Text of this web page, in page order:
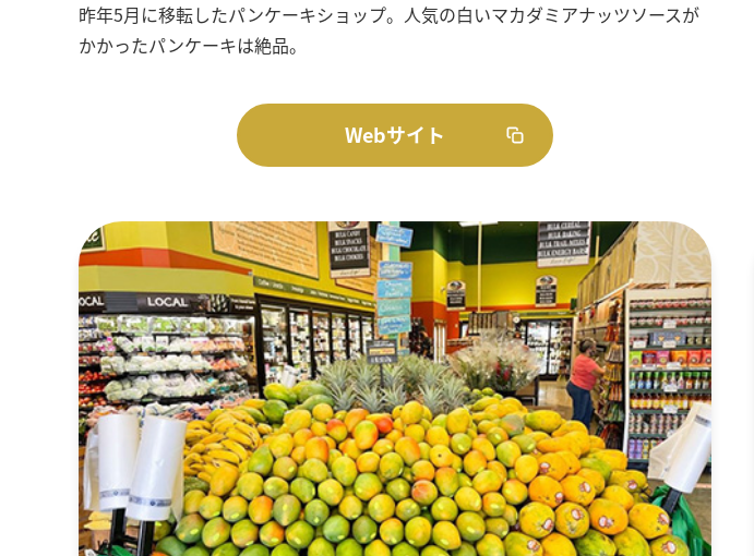
昨年5月に移転したパンケーキショップ。人気の白いマカダミアナッツソースが
かかったパンケーキは絶品。
Webサイト